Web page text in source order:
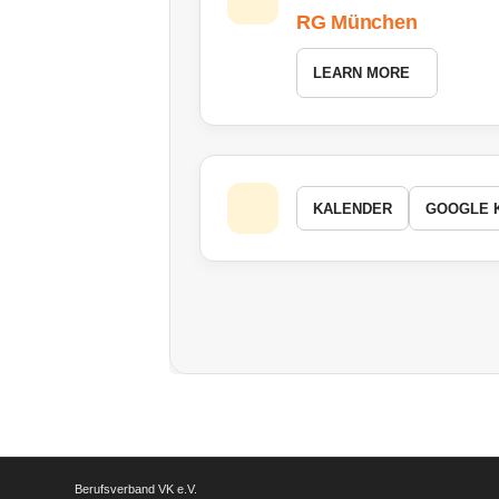
RG München
LEARN MORE
KALENDER GOOGLE
Berufsverband VK e.V.